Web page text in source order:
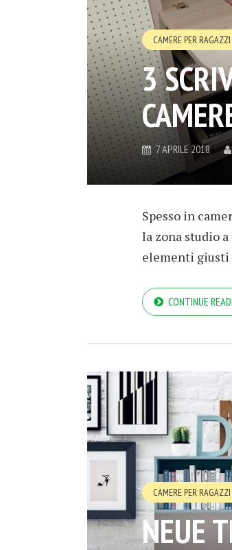
CAMERE PER RAGAZZI
3
7 APRILE 2018
Spesso in
la zona studio
elementi giusti
CONTINUE
CAMERE PER RAGAZZI
NEUE